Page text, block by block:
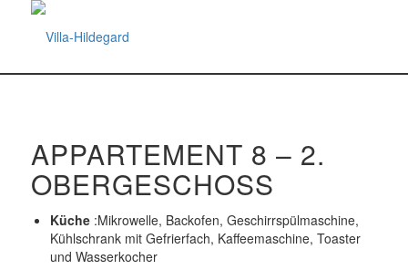
APPARTEMENT 8 – 2.
OBERGESCHOSS
Küche:Mikrowelle, Backofen, Geschirrspülmaschine,
Kühlschrank mit Gefrierfach, Kaffeemaschine, Toaster
und Wasserkocher